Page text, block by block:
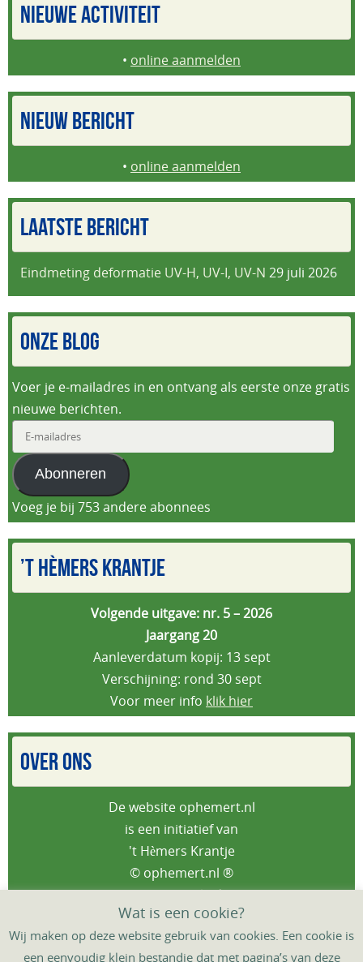
NIEUWE ACTIVITEIT
• online aanmelden
NIEUW BERICHT
• online aanmelden
LAATSTE BERICHT
Eindmeting deformatie UV-H, UV-I, UV-N 29 juli 2026
ONZE BLOG
Voer je e-mailadres in en ontvang als eerste onze gratis
nieuwe berichten.
mailadres
Abonneren
Voeg je bij 753 andere abonnees
’T HÈMERS KRANTJE
Volgende uitgave: nr. 5 – 2026
Jaargang 20
Aanleverdatum kopij: 13 sept
Verschijning: rond 30 sept
Voor meer info klik hier
OVER ONS
De website ophemert.nl
is een initiatief van
't Hèmers Krantje
© ophemert.nl ®
Privacybeleid
Wat is een cookie?
Wij maken op deze website gebruik van cookies. Een cookie is
een eenvoudig klein bestandje dat met pagina’s van deze